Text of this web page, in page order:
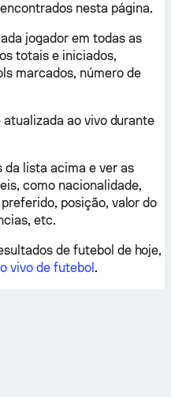
nesta página.
jogador em todas as
totais e iniciados,
marcados, número de
ao vivo durante
da lista acima e ver as
como nacionalidade,
posição, valor do
etc.
de futebol de hoje,
vivo de futebol .